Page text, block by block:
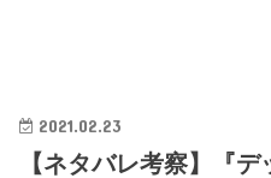
2021.02.23
【ネタバレ考察】『